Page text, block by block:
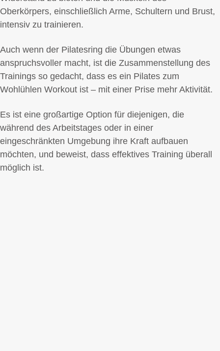
Oberkörpers, einschließlich Arme, Schultern und Brust,
intensiv zu trainieren.
Auch wenn der Pilatesring die Übungen etwas
anspruchsvoller macht, ist die Zusammenstellung des
Trainings so gedacht, dass es ein Pilates zum
Wohlühlen Workout ist – mit einer Prise mehr Aktivität.
Es ist eine großartige Option für diejenigen, die
während des Arbeitstages oder in einer
eingeschränkten Umgebung ihre Kraft aufbauen
möchten, und beweist, dass effektives Training überall
möglich ist.